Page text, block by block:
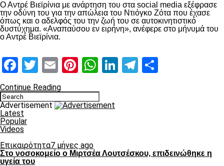
Ο Αντρέ Βιεϊρίνια με ανάρτηση του στα social media εξέφρασε
την οδύνη του για την απώλεια του Ντιόγκο Ζότα που έχασε
όπως και ο αδελφός του την ζωή του σε αυτοκινητιστικό
δυστύχημα. «Αναπαύσου εν ειρήνη», ανέφερε στο μήνυμά του
ο Αντρέ Βιεϊρίνια.
Facebook
Twitter
EmailPinterest
WhatsApp
LinkedIn
Telegram
Continue Reading
Advertisement
Latest
Popular
Videos
Επικαιρότητα7 μήνες ago
Στο νοσοκομείο ο Μιρτσέα Λουτσέσκου, επιδεινώθηκε η
υγεία του